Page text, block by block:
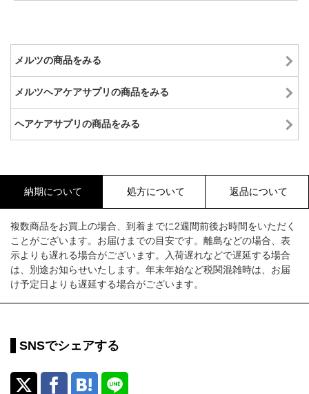
メルツの商品をみる
メルツヘアケアサプリの商品をみる
ヘアケアサプリの商品をみる
納期について 処方について 返品について
複数商品をお買上の場合、到着までに2週間前後お時間をいただく
ことがございます。お届けまでの目安です。離島などの場合、表
示よりも遅れる場合がございます。入荷遅れなどで遅延する場合
は、別途お知らせいたします。年末年始など税関混雑時は、お届
け予定日よりも遅延する場合がございます。
SNSでシェアする